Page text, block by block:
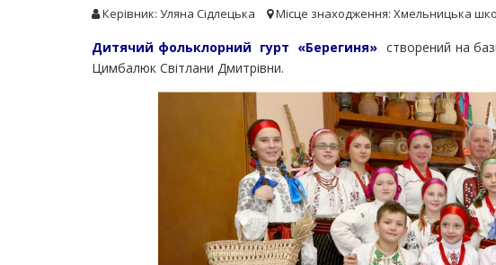
Керівник: Уляна Сідлецька Місце знаходження: Хмельницька
Дитячий фольклорний гурт «Берегиня» створений на
Цимбалюк Світлани Дмитрівни.
День Героїв. Концерт гурту «ТІНЬ СОНЦЯ»Проект "Поза часом".